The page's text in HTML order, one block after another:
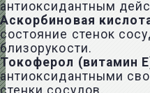
антиоксидантным
Аскорбиновая
состояние стенок
близорукости.
Токоферол (витамин
антиоксидантными
стенки сосудов.